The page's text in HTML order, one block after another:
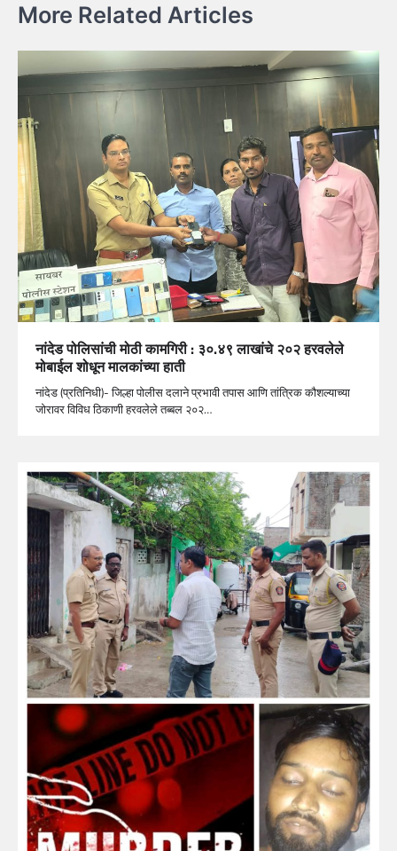
More Related Articles
नांदेड पोलिसांची मोठी कामगिरी : ३०.४९ लाखांचे २०२ हरवलेले
मोबाईल शोधून मालकांच्या हाती
नांदेड (प्रतिनिधी)- जिल्हा पोलीस दलाने प्रभावी तपास आणि तांत्रिक कौशल्याच्या
जोरावर विविध ठिकाणी हरवलेले तब्बल २०२…